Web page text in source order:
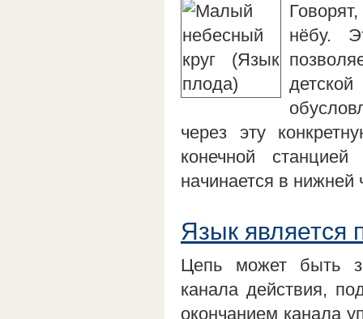
нёбу.
через эту
конечной
начинается в
Язык является
Цепь может быть
канала действия,
окончанием канала